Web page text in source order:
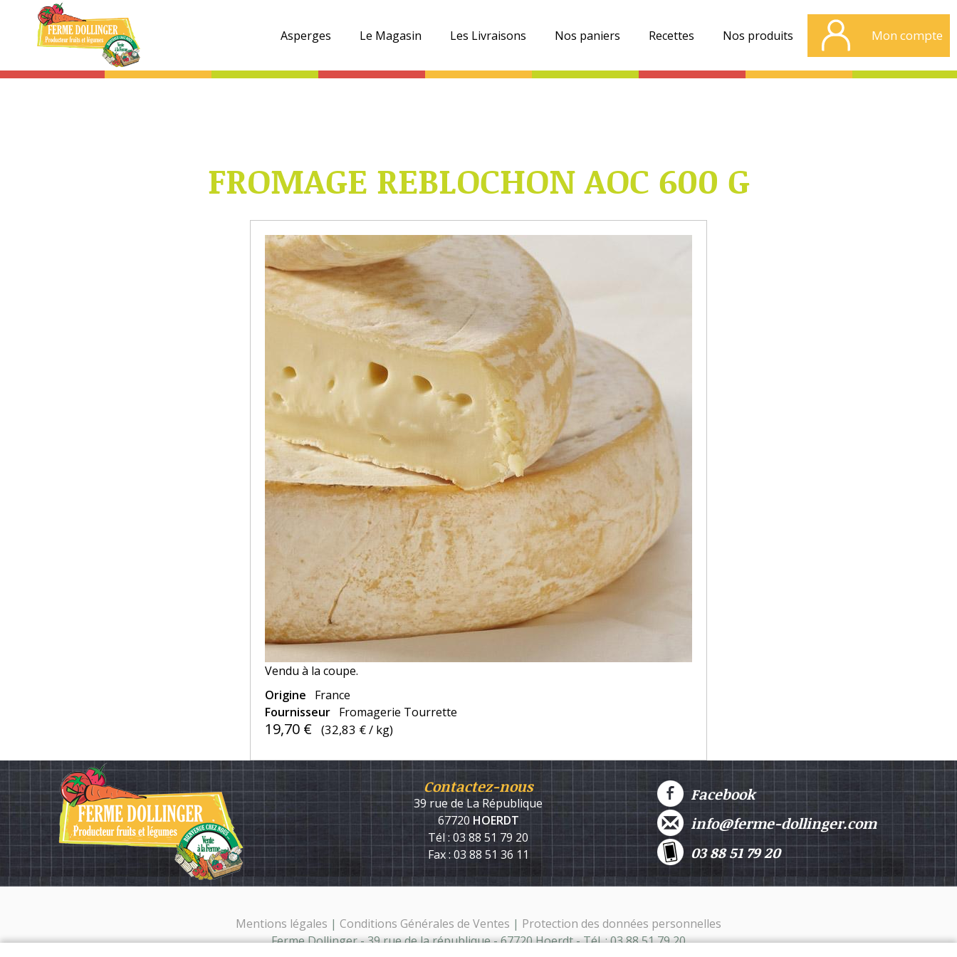
Asperges Le Magasin Les Livraisons Nos paniers Recettes Nos produits Mon compte
FROMAGE REBLOCHON AOC 600 G
Vendu à la coupe.
Origine
France
Fournisseur Fromagerie Tourrette
19,70 € (32,83 €/ kg)
Contactez-nous
39 rue de La République
67720 HOERDT
Tél : 03 88 51 79 20
Fax : 03 88 51 36 11
Facebook
info@ferme-dollinger.com
03 88 51 79 20
Mentions légales | Conditions Générales de Ventes | Protection des données personnelles
Ferme Dollinger - 39 rue de la république - 67720 Hoerdt - Tél. : 03 88 51 79 20